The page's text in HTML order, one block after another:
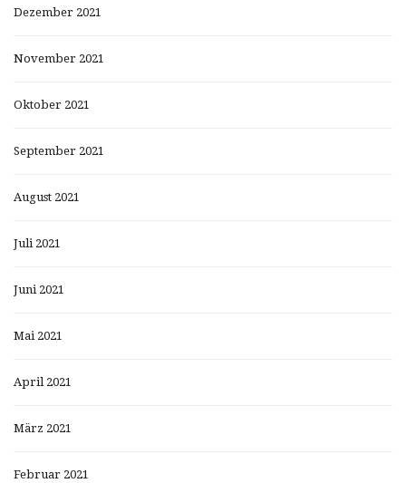
Dezember 2021
November 2021
Oktober 2021
September 2021
August 2021
Juli 2021
Juni 2021
Mai 2021
April 2021
März 2021
Februar 2021